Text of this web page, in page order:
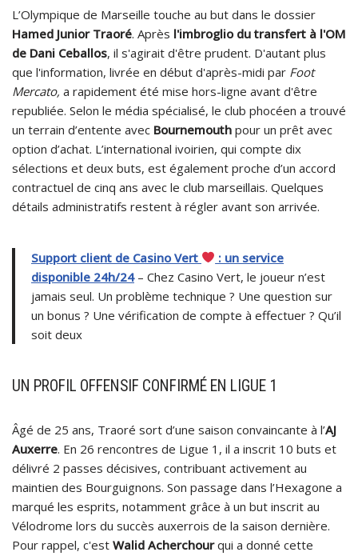
L’Olympique de Marseille touche au but dans le dossier
Hamed Junior Traoré. Après l'imbroglio du transfert à l'OM
de Dani Ceballos, il s'agirait d'être prudent. D'autant plus
que l'information, livrée en début d'après-midi par Foot
Mercato, a rapidement été mise hors-ligne avant d'être
republiée. Selon le média spécialisé, le club phocéen a trouvé
un terrain d’entente avec Bournemouth pour un prêt avec
option d’achat. L’international ivoirien, qui compte dix
sélections et deux buts, est également proche d’un accord
contractuel de cinq ans avec le club marseillais. Quelques
détails administratifs restent à régler avant son arrivée.
Support client de Casino Vert
: un service
disponible 24h/24– Chez Casino Vert, le joueur n’est
jamais seul. Un problème technique ? Une question sur
un bonus ? Une vérification de compte à effectuer ? Qu’il
soit deux
UN PROFIL OFFENSIF CONFIRMÉ EN LIGUE 1
Âgé de 25 ans, Traoré sort d’une saison convaincante à l’AJ
Auxerre. En 26 rencontres de Ligue 1, il a inscrit 10 buts et
délivré 2 passes décisives, contribuant activement au
maintien des Bourguignons. Son passage dans l’Hexagone a
marqué les esprits, notamment grâce à un but inscrit au
Vélodrome lors du succès auxerrois de la saison dernière.
Pour rappel, c'est Walid Acherchourqui a donné cette